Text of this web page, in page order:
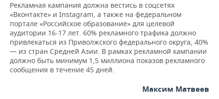
Рекламная кампания должна вестись в соцсетях
«Вконтакте» и Instagram, а также на федеральном
портале «Российское образование» для целевой
аудитории 16-17 лет. 60% рекламного трафика должно
привлекаться из Приволжского федерального округа, 40%
— из стран Средней Азии. В рамках рекламной кампании
должно быть минимум 1,5 миллиона показов рекламного
сообщения в течение 45 дней.
Максим Матвеев